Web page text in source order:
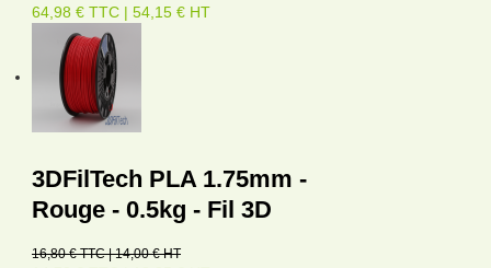
64,98 € TTC | 54,15 € HT
3DFilTech PLA 1.75mm -
Rouge - 0.5kg - Fil 3D
16,80 € TTC | 14,00 € HT